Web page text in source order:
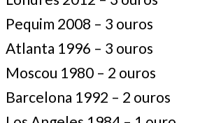
Pequim 2008 – 3 ouros
Atlanta 1996 – 3 ouros
Moscou 1980 – 2 ouros
Barcelona 1992 – 2 ouros